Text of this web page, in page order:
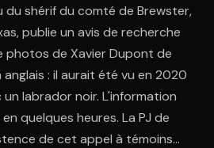
du shérif du comté de Brewster,
publie un avis de recherche
photos de Xavier Dupont de
: il aurait été vu en 2020
labrador noir. L'information
quelques heures. La PJ de
de cet appel à témoins...